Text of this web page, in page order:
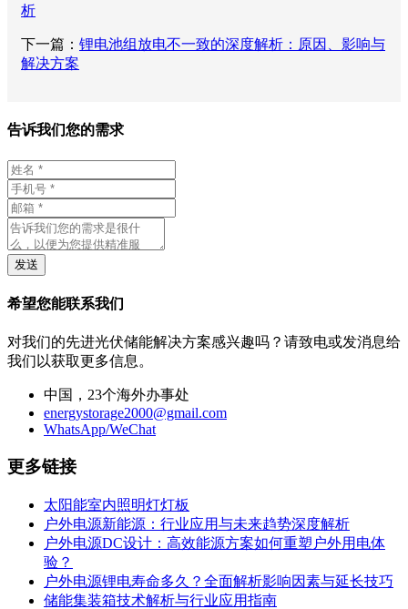
析
下一篇： 锂电池组放电不一致的深度解析：原因、影响与
解决方案
告诉我们您的需求
发送
希望您能联系我们
对我们的先进光伏储能解决方案感兴趣吗？请致电或发消息给
我们以获取更多信息。
中国，23个海外办事处
energystorage2000@gmail.com
WhatsApp/WeChat
更多链接
太阳能室内照明灯灯板
户外电源新能源：行业应用与未来趋势深度解析
户外电源DC设计：高效能源方案如何重塑户外用电体
验？
户外电源锂电寿命多久？全面解析影响因素与延长技巧
储能集装箱技术解析与行业应用指南